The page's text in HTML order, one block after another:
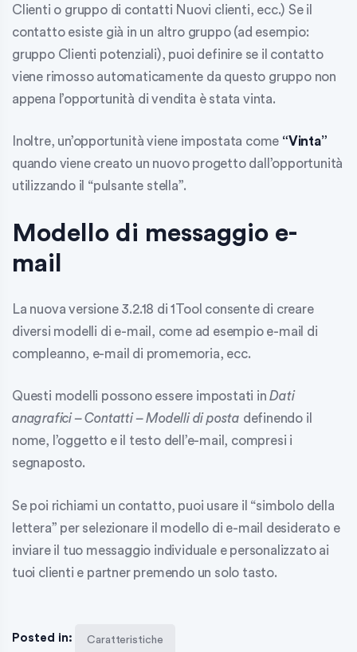
Clienti o gruppo di contatti Nuovi clienti, ecc.) Se il
contatto esiste già in un altro gruppo (ad esempio:
gruppo Clienti potenziali), puoi definire se il contatto
viene rimosso automaticamente da questo gruppo non
appena l’opportunità di vendita è stata vinta.
Inoltre, un’opportunità viene impostata come “Vinta”
quando viene creato un nuovo progetto dall’opportunità
utilizzando il “pulsante stella”.
Modello di messaggio e-
mail
La nuova versione 3.2.18 di 1Tool consente di creare
diversi modelli di e-mail, come ad esempio e-mail di
compleanno, e-mail di promemoria, ecc.
Questi modelli possono essere impostati inDati
anagrafici – Contatti – Modelli di posta definendo il
nome, l’oggetto e il testo dell’e-mail, compresi i
segnaposto.
Se poi richiami un contatto, puoi usare il “simbolo della
lettera” per selezionare il modello di e-mail desiderato e
inviare il tuo messaggio individuale e personalizzato ai
tuoi clienti e partner premendo un solo tasto.
Posted in: Caratteristiche